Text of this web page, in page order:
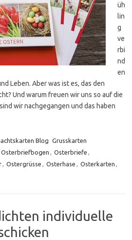
üh
lin
g
ve
rbi
nd
en
Leben. Aber was ist es, das den
Und warum freuen wir uns so auf die
wir nachgegangen und das haben
Blog Grusskarten
Osterbriefbogen Osterbriefe
Ostergrüsse Osterhase Osterkarten
individuelle